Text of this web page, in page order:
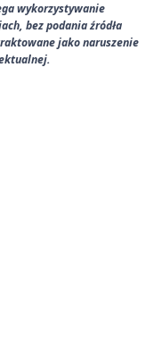
wykorzystywanie
bez podania źródła
jako naruszenie